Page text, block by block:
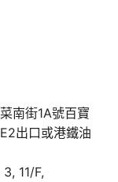
南街1A號百寶
出口或港鐵油
11/F,